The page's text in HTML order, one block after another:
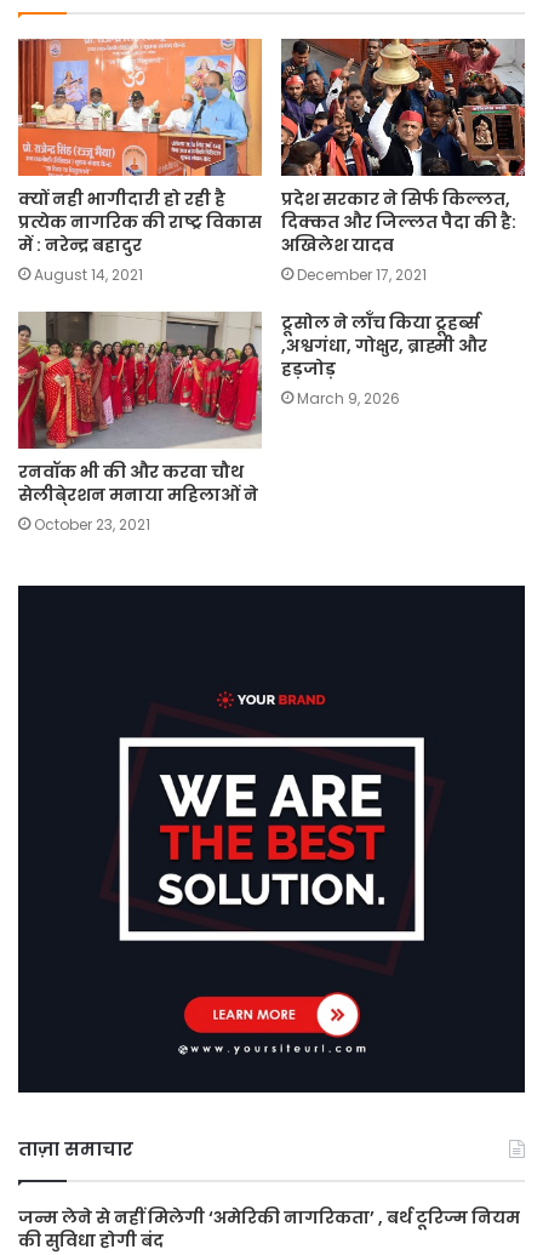
क्यों नही भागीदारी हो रही है
प्रत्येक नागरिक की राष्ट्र विकास
में : नरेन्द्र बहादुर
August 14, 2021
प्रदेश सरकार ने सिर्फ किल्लत,
दिक्कत और जिल्लत पैदा की है:
अखिलेश यादव
December 17, 2021
रनवॉक भी की और करवा चौथ
सेलीबे्रशन मनाया महिलाओं ने
October 23, 2021
ट्रूसोल ने लॉंच किया ट्रूहर्ब्स
,अश्वगंधा, गोक्षुर, ब्राह्मी और
हड़जोड़
March 9, 2026
ताज़ा समाचार
जन्म लेने से नहीं मिलेगी ‘अमेरिकी नागरिकता’ , बर्थ टूरिज्म नियम
की सुविधा होगी बंद